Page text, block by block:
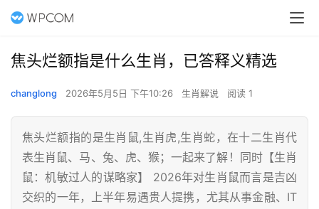
焦头烂额指是什么生肖，已答释义精选
changlong 2026年5月5日 下午10:26 生肖解说 阅读 1
焦头烂额指的是生肖鼠,生肖虎,生肖蛇，在十二生肖代
表生肖鼠、马、兔、虎、猴；一起来了解！同时【生肖
鼠：机敏过人的谋略家】 2026年对生肖鼠而言是吉凶
交织的一年，上半年易遇贵人提携，尤其从事金融、IT